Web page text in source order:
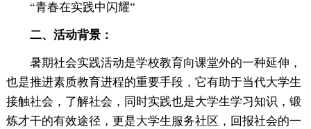
“青春在实践中闪耀”
二、活动背景：
暑期社会实践活动是学校教育向课堂外的一种延伸，
也是推进素质教育进程的重要手段，它有助于当代大学生
接触社会，了解社会，同时实践也是大学生学习知识，锻
炼才干的有效途径，更是大学生服务社区，回报社会的一